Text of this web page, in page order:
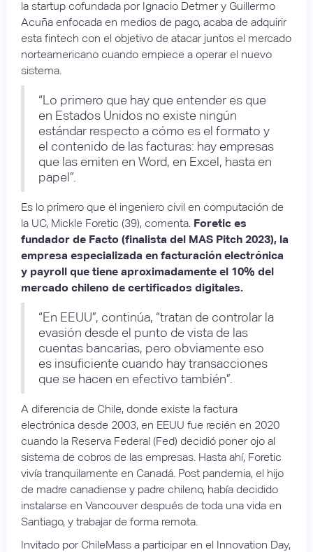
la startup cofundada por Ignacio Detmer y Guillermo
Acuña enfocada en medios de pago, acaba de adquirir
esta fintech con el objetivo de atacar juntos el mercado
norteamericano cuando empiece a operar el nuevo
sistema.
“Lo primero que hay que entender es que
en Estados Unidos no existe ningún
estándar respecto a cómo es el formato y
el contenido de las facturas: hay empresas
que las emiten en Word, en Excel, hasta en
papel”.
Es lo primero que el ingeniero civil en computación de
la UC, Mickle Foretic (39), comenta. Foretic es
fundador de Facto (finalista del MAS Pitch 2023), la
empresa especializada en facturación electrónica
y payroll que tiene aproximadamente el 10% del
mercado chileno de certificados digitales.
“En EEUU”, continúa, “tratan de controlar la
evasión desde el punto de vista de las
cuentas bancarias, pero obviamente eso
es insuficiente cuando hay transacciones
que se hacen en efectivo también”.
A diferencia de Chile, donde existe la factura
electrónica desde 2003, en EEUU fue recién en 2020
cuando la Reserva Federal (Fed) decidió poner ojo al
sistema de cobros de las empresas. Hasta ahí, Foretic
vivía tranquilamente en Canadá. Post pandemia, el hijo
de madre canadiense y padre chileno, había decidido
instalarse en Vancouver después de toda una vida en
Santiago, y trabajar de forma remota.
Invitado por ChileMass a participar en el Innovation Day,